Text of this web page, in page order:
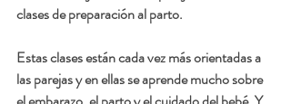
clases de preparación al parto.
Estas clases están cada vez más orientadas a
las parejas y en ellas se aprende mucho sobre